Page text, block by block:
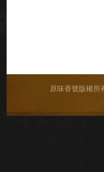
原味香號版權所